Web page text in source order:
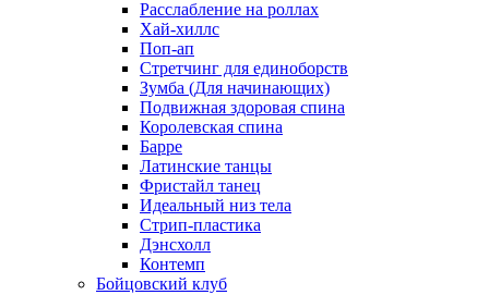
Расслабление на роллах
Хай-хиллс
Поп-ап
Стретчинг для единоборств
Зумба (Для начинающих)
Подвижная здоровая спина
Королевская спина
Барре
Латинские танцы
Фристайл танец
Идеальный низ тела
Стрип-пластика
Дэнсхолл
Контемп
Бойцовский клуб